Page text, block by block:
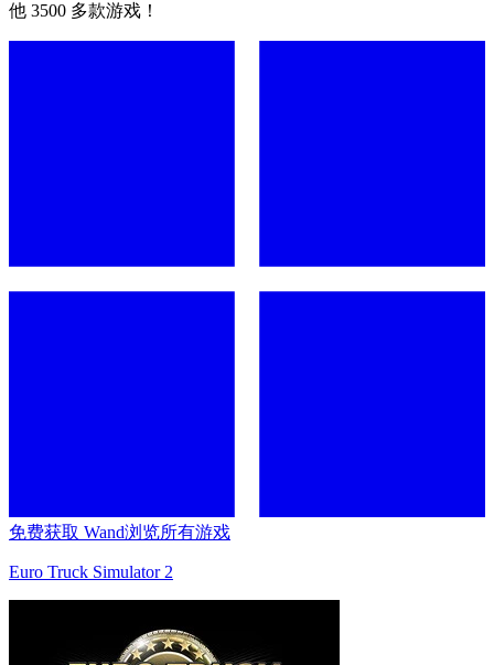
他 3500 多款游戏！
免费获取 Wand浏览所有游戏
Euro Truck Simulator 2